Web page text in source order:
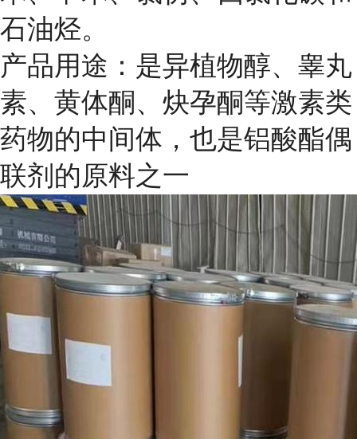
石油烃。
产品用途：是异植物醇、睾丸
素、黄体酮、炔孕酮等激素类
药物的中间体，也是铝酸酯偶
联剂的原料之一